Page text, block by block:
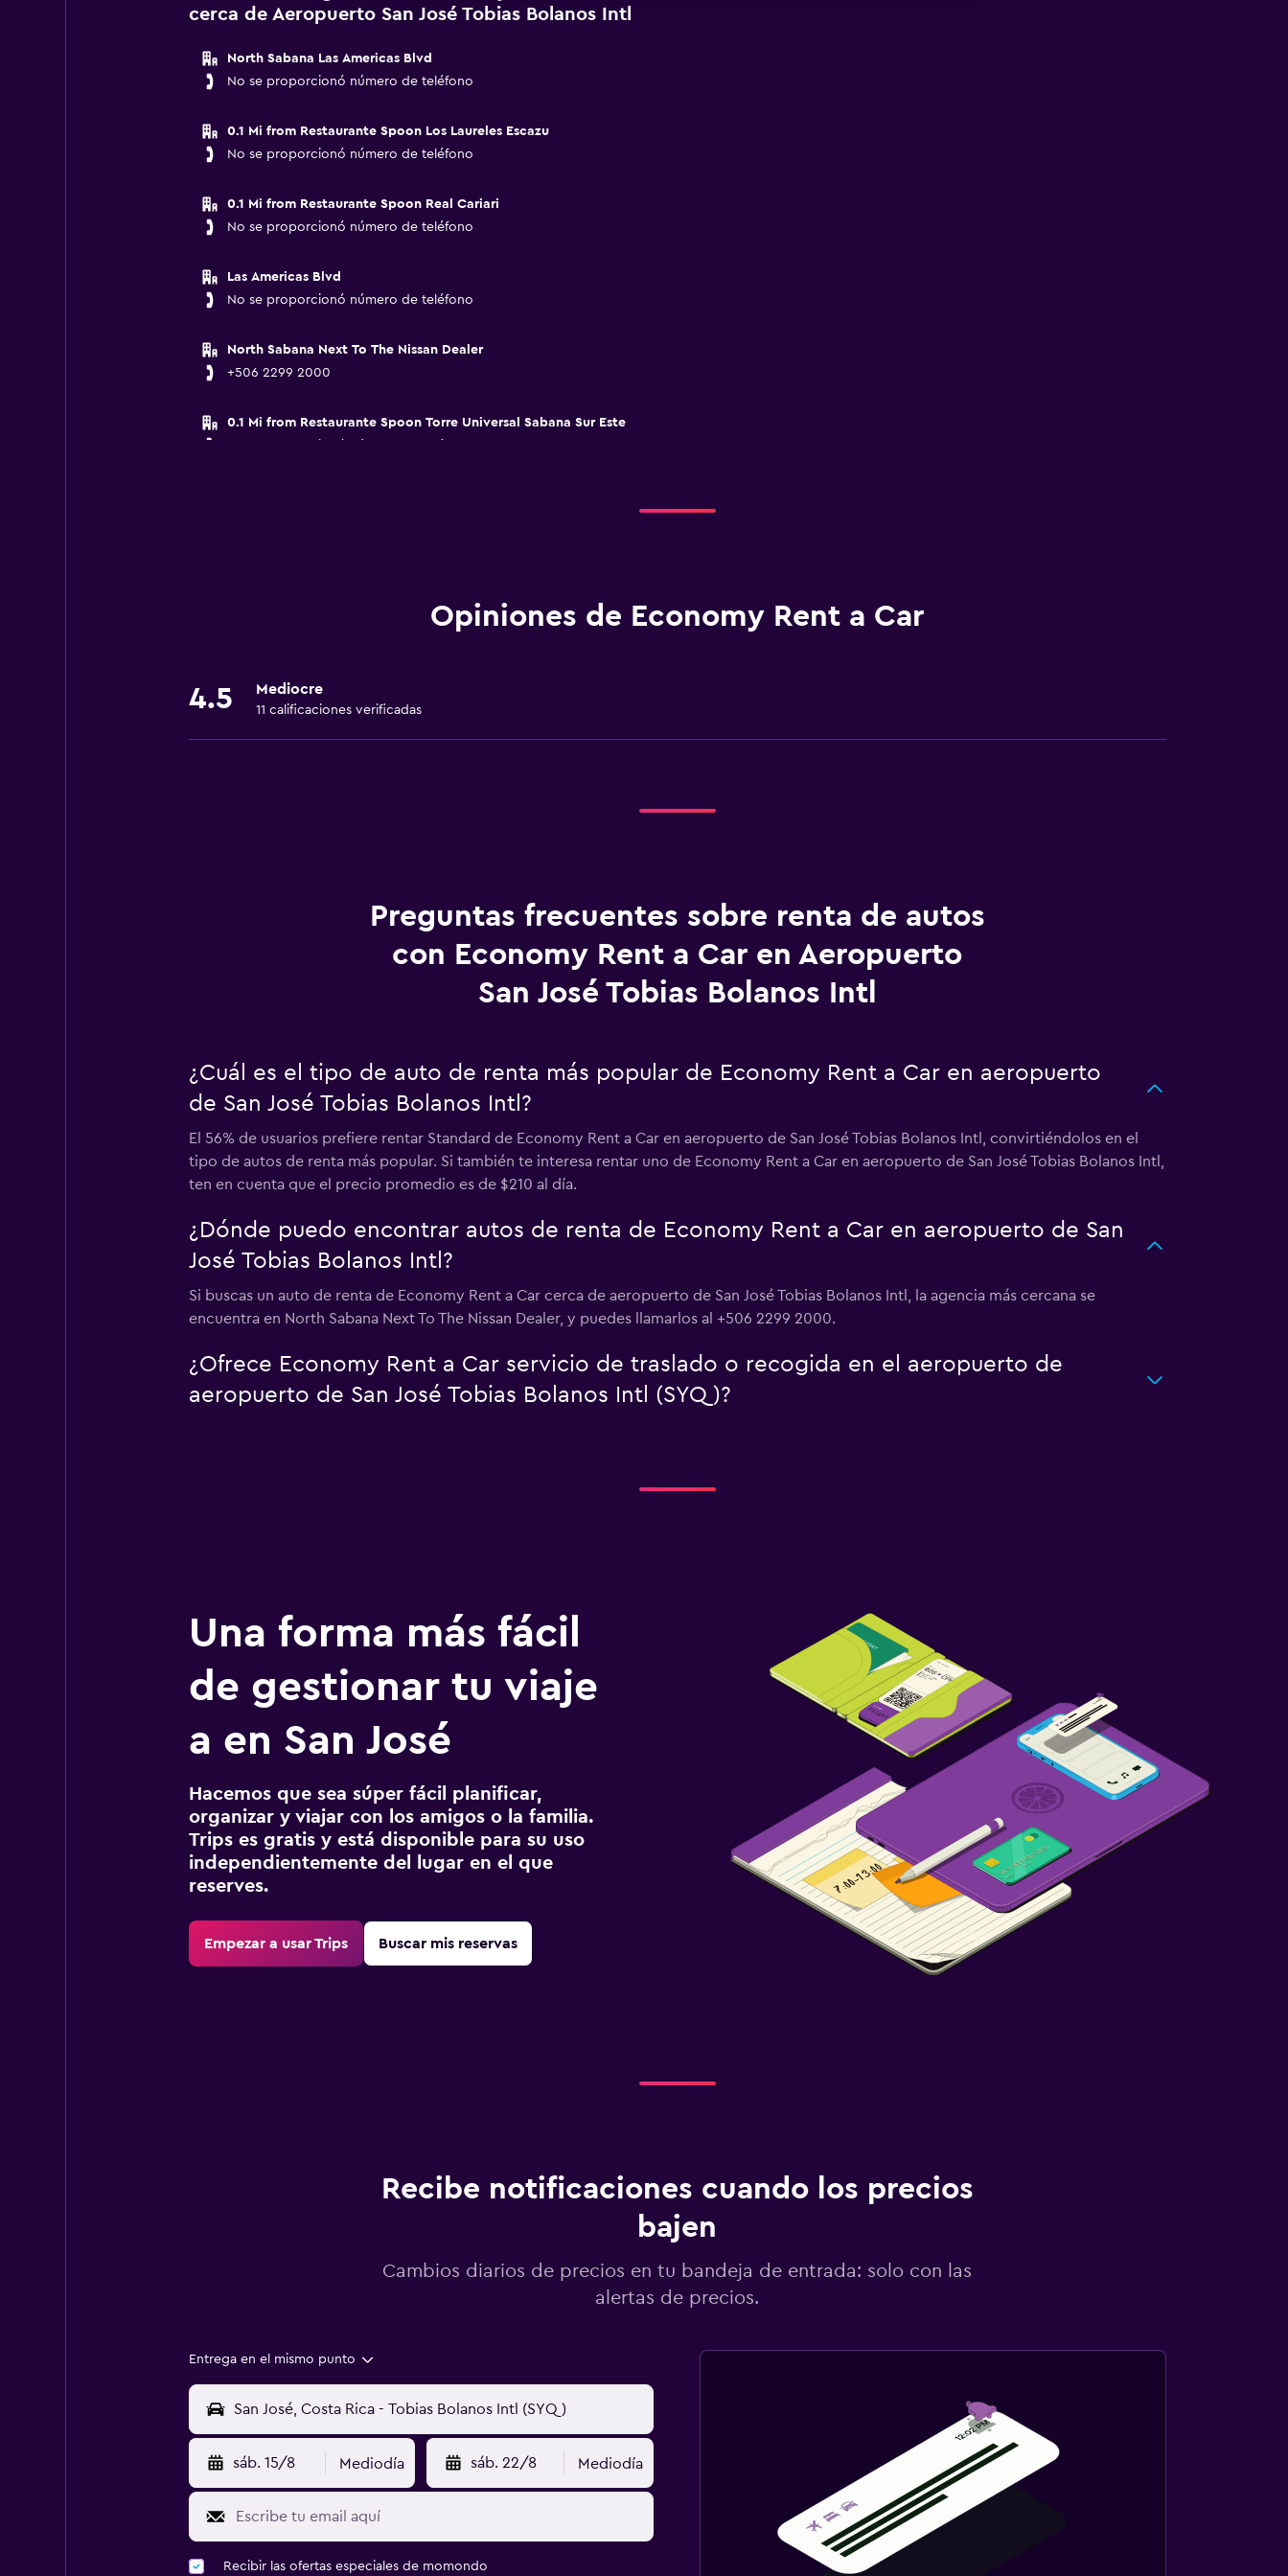
cerca de Aeropuerto San José Tobias Bolanos Intl
North Sabana Las Americas Blvd
No se proporcionó número de teléfono
0.1 Mi from Restaurante Spoon Los Laureles Escazu
No se proporcionó número de teléfono
0.1 Mi from Restaurante Spoon Real Cariari
No se proporcionó número de teléfono
Las Americas Blvd
No se proporcionó número de teléfono
North Sabana Next To The Nissan Dealer
+506 2299 2000
0.1 Mi from Restaurante Spoon Torre Universal Sabana Sur Este
Opiniones de Economy Rent a Car
4.5 Mediocre
11 calificaciones verificadas
Preguntas frecuentes sobre renta de autos
con Economy Rent a Car en Aeropuerto
San José Tobias Bolanos Intl
¿Cuál es el tipo de auto de renta más popular de Economy Rent a Car en aeropuerto
de San José Tobias Bolanos Intl?
El 56% de usuarios prefiere rentar Standard de Economy Rent a Car en aeropuerto de San José Tobias Bolanos Intl, convirtiéndolos en el
tipo de autos de renta más popular. Si también te interesa rentar uno de Economy Rent a Car en aeropuerto de San José Tobias Bolanos Intl,
ten en cuenta que el precio promedio es de $210 al día.
¿Dónde puedo encontrar autos de renta de Economy Rent a Car en aeropuerto de San
José Tobias Bolanos Intl?
Si buscas un auto de renta de Economy Rent a Car cerca de aeropuerto de San José Tobias Bolanos Intl, la agencia más cercana se
encuentra en North Sabana Next To The Nissan Dealer, y puedes llamarlos al +506 2299 2000.
¿Ofrece Economy Rent a Car servicio de traslado o recogida en el aeropuerto de
aeropuerto de San José Tobias Bolanos Intl (SYQ)?
Una forma más fácil
de gestionar tu viaje
a en San José
Hacemos que sea súper fácil planificar,
organizar y viajar con los amigos o la familia.
Trips es gratis y está disponible para su uso
independientemente del lugar en el que
reserves.
Empezar a usar Trips Buscar mis reservas
Recibe notificaciones cuando los precios
bajen
Cambios diarios de precios en tu bandeja de entrada: solo con las
alertas de precios.
Entrega en el mismo punto
sáb. 15/8 Mediodía sáb. 22/8 Mediodía
Recibir las ofertas especiales de momondo